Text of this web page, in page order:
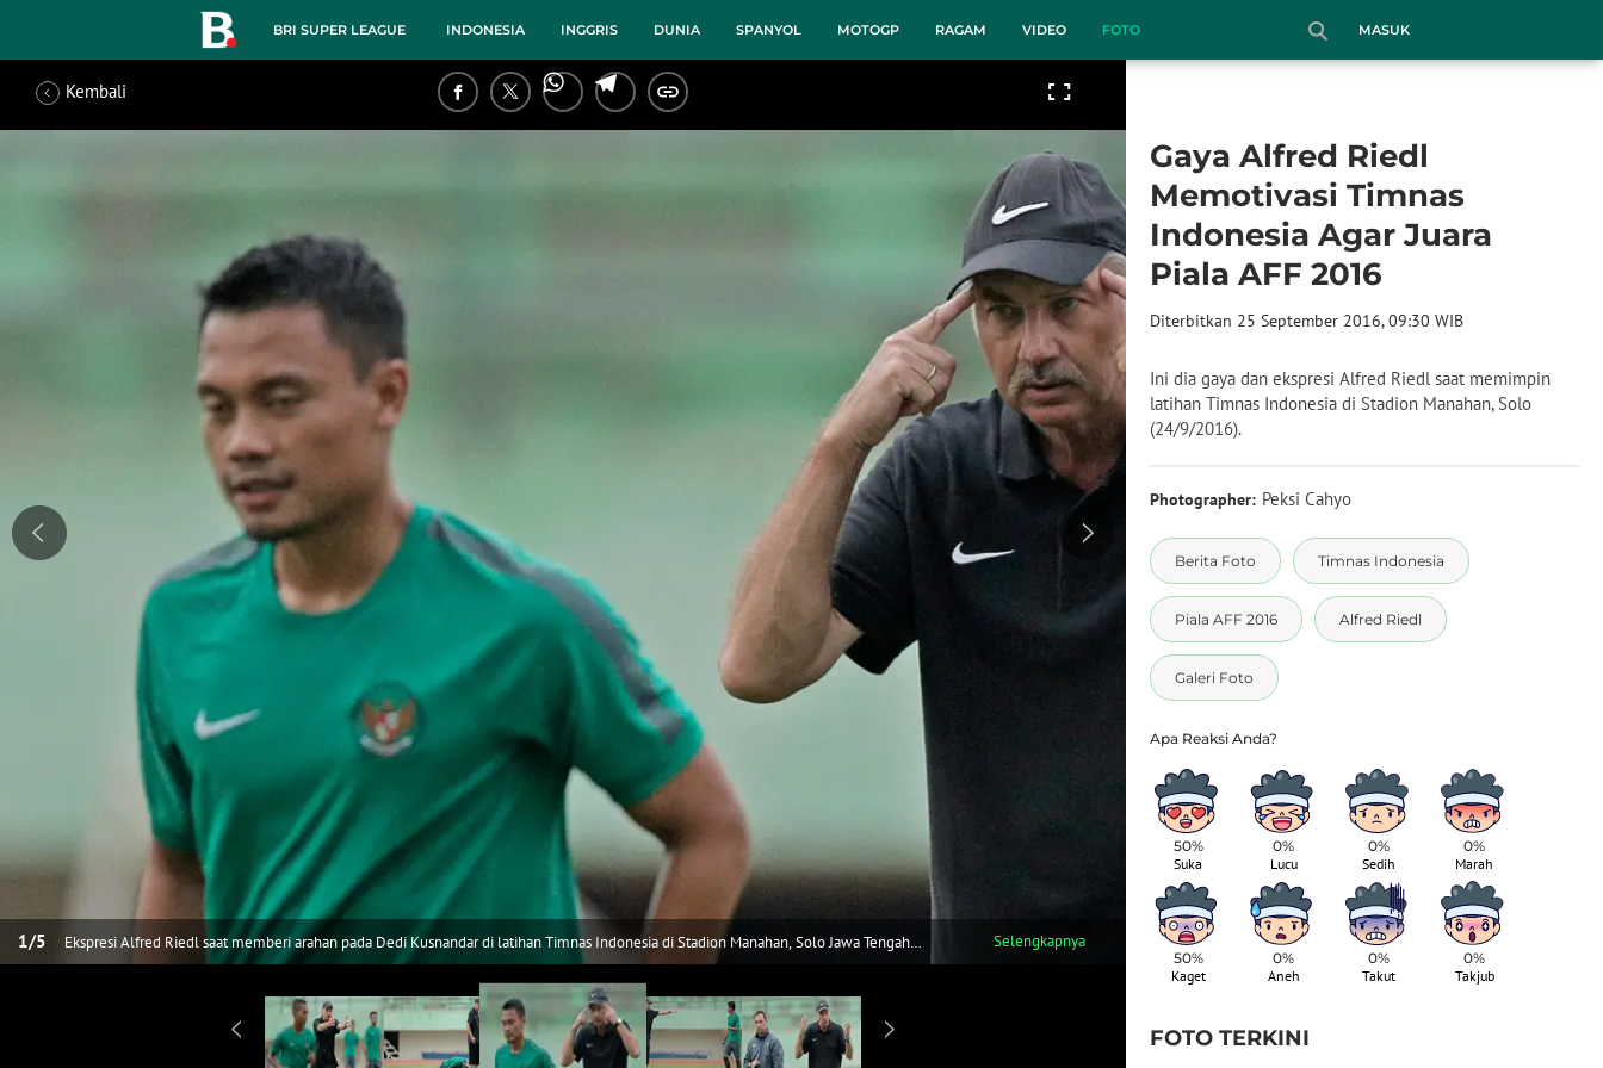
BRI SUPER LEAGUE INDONESIA INGGRIS DUNIA SPANYOL MOTOGP RAGAM VIDEO FOTO MASUK
1/5
Ekspresi Alfred Riedl saat memberi arahan pada Dedi Kusnandar di latihan Timnas Indonesia di Stadion Manahan, Solo Jawa Tengah
(24/9/2016). (Bola.com/Peksi Cahyo)
Selengkapnya /5
Ekspresi Alfred Riedl saat memberi arahan di latihan Timnas
Cahyo)
Gaya Alfred Riedl
Memotivasi Timnas
Indonesia Agar Juara
Piala AFF 2016
Diterbitkan 25 September 2016, 09:30 WIB
Ini dia gaya dan ekspresi Alfred Riedl saat memimpin
latihan Timnas Indonesia di Stadion Manahan, Solo
(24/9/2016).
Photographer: Peksi Cahyo
Berita Foto Timnas Indonesia
Piala AFF 2016 Alfred Riedl
Galeri Foto
50%
Suka
0%
Lucu
0%
Sedih
0%
Marah
50%
Kaget
0%
Aneh
0%
Takut
0%
Takjub
FOTO TERKINI